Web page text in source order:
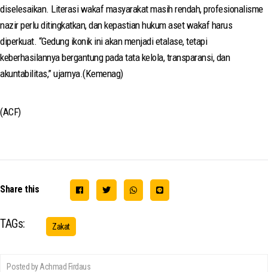
diselesaikan. Literasi wakaf masyarakat masih rendah, profesionalisme
nazir perlu ditingkatkan, dan kepastian hukum aset wakaf harus
diperkuat. “Gedung ikonik ini akan menjadi etalase, tetapi
keberhasilannya bergantung pada tata kelola, transparansi, dan
akuntabilitas,” ujarnya.(Kemenag)
(ACF)
Share this
TAGs: Zakat
Posted by Achmad Firdaus